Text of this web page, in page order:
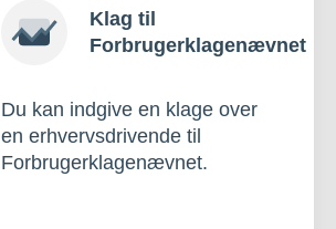
Klag til
Forbrugerklagenævnet
Du kan indgive en klage over
en erhvervsdrivende til
Forbrugerklagenævnet.